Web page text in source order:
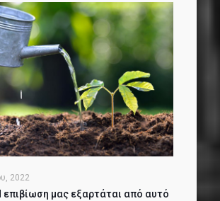
2022
μας εξαρτάται από αυτό